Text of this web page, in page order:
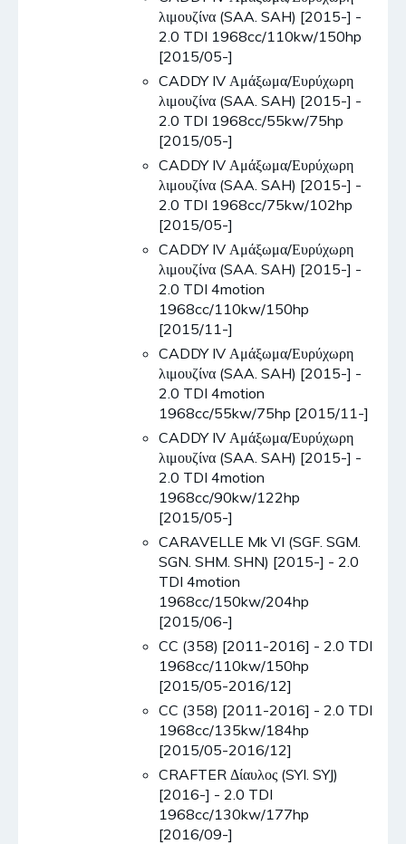
λιμουζίνα (SAA. SAH) [2015-] -
2.0 TDI 1968cc/110kw/150hp
[2015/05-]
CADDY IV Αμάξωμα/Ευρύχωρη
λιμουζίνα (SAA. SAH) [2015-] -
2.0 TDI 1968cc/55kw/75hp
[2015/05-]
CADDY IV Αμάξωμα/Ευρύχωρη
λιμουζίνα (SAA. SAH) [2015-] -
2.0 TDI 1968cc/75kw/102hp
[2015/05-]
CADDY IV Αμάξωμα/Ευρύχωρη
λιμουζίνα (SAA. SAH) [2015-] -
2.0 TDI 4motion
1968cc/110kw/150hp
[2015/11-]
CADDY IV Αμάξωμα/Ευρύχωρη
λιμουζίνα (SAA. SAH) [2015-] -
2.0 TDI 4motion
1968cc/55kw/75hp [2015/11-]
CADDY IV Αμάξωμα/Ευρύχωρη
λιμουζίνα (SAA. SAH) [2015-] -
2.0 TDI 4motion
1968cc/90kw/122hp
[2015/05-]
CARAVELLE Mk VI (SGF. SGM.
SGN. SHM. SHN) [2015-] - 2.0
TDI 4motion
1968cc/150kw/204hp
[2015/06-]
CC (358) [2011-2016] - 2.0 TDI
1968cc/110kw/150hp
[2015/05-2016/12]
CC (358) [2011-2016] - 2.0 TDI
1968cc/135kw/184hp
[2015/05-2016/12]
CRAFTER Δίαυλος (SYI. SYJ)
[2016-] - 2.0 TDI
1968cc/130kw/177hp
[2016/09-]